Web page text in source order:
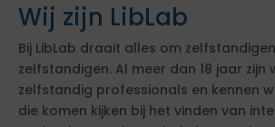
Wij zijn LibLab
Bij LibLab draait alles om
zelfstandigen. Al meer dan 18 jaar zijn
zelfstandig professionals en kennen
die komen kijken bij het vinden van